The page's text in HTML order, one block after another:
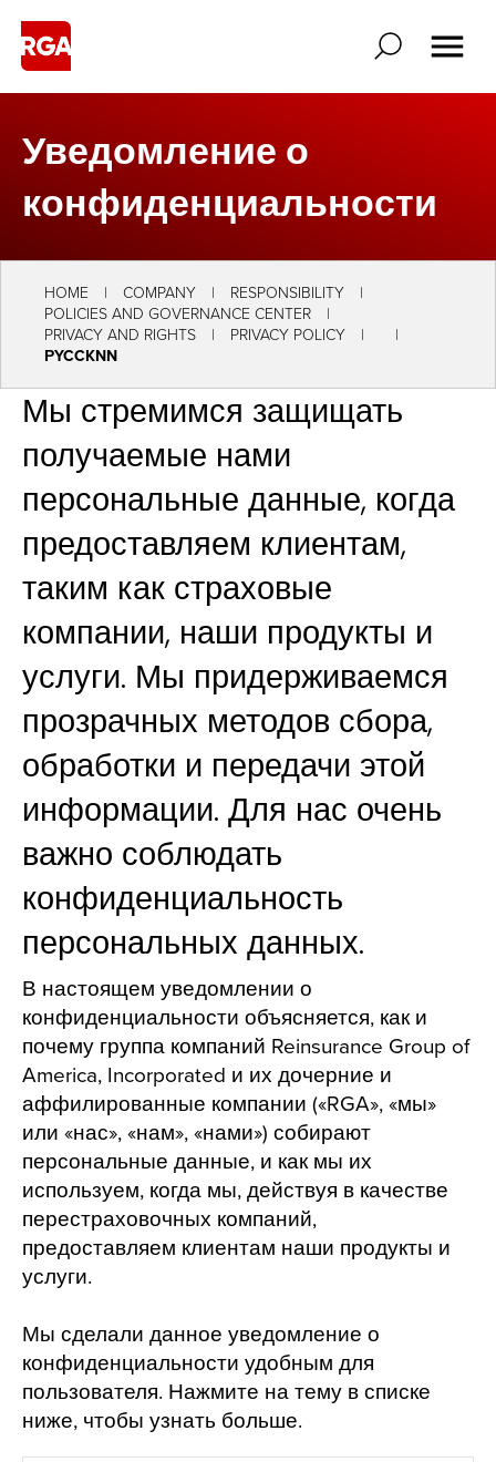
Уведомление о
конфиденциальности
HOME COMPANY
RESPONSIBILITY
POLICIES AND GOVERNANCE CENTER
PRIVACY AND RIGHTS
PRIVACY POLICY
РYCCKNN
Мы стремимся защищать
получаемые нами
персональные данные, когда
предоставляем клиентам,
таким как страховые
компании, наши продукты и
услуги. Мы придерживаемся
прозрачных методов сбора,
обработки и передачи этой
информации. Для нас очень
важно соблюдать
конфиденциальность
персональных данных.
В настоящем уведомлении о
конфиденциальности объясняется, как и
почему группа компаний Reinsurance Group of
America, Incorporated и их дочерние и
аффилированные компании («RGA», «мы»
или «нас», «нам», «нами») собирают
персональные данные, и как мы их
используем, когда мы, действуя в качестве
перестраховочных компаний,
предоставляем клиентам наши продукты и
услуги.
Мы сделали данное уведомление о
конфиденциальности удобным для
пользователя. Нажмите на тему в списке
ниже, чтобы узнать больше.